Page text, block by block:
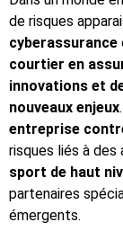
de risques
cyberassurance
courtier en
innovations et
nouveaux enjeux
entreprise
risques liés à
sport de haut
partenaires
émergents.